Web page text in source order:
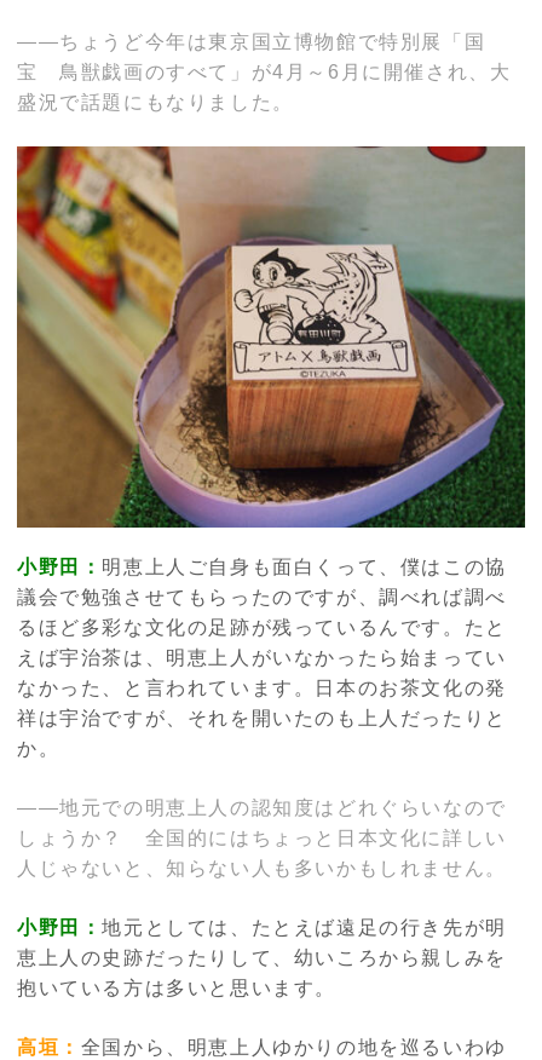
――ちょうど今年は東京国立博物館で特別展「国
宝 鳥獣戯画のすべて」が4月～6月に開催され、大
盛況で話題にもなりました。
小野田： 明恵上人ご自身も面白くって、僕はこの協
議会で勉強させてもらったのですが、調べれば調べ
るほど多彩な文化の足跡が残っているんです。たと
えば宇治茶は、明恵上人がいなかったら始まってい
なかった、と言われています。日本のお茶文化の発
祥は宇治ですが、それを開いたのも上人だったりと
か。
――地元での明恵上人の認知度はどれぐらいなので
しょうか？ 全国的にはちょっと日本文化に詳しい
人じゃないと、知らない人も多いかもしれません。
小野田：地元としては、たとえば遠足の行き先が明
恵上人の史跡だったりして、幼いころから親しみを
抱いている方は多いと思います。
高垣： 全国から、明恵上人ゆかりの地を巡るいわゆ